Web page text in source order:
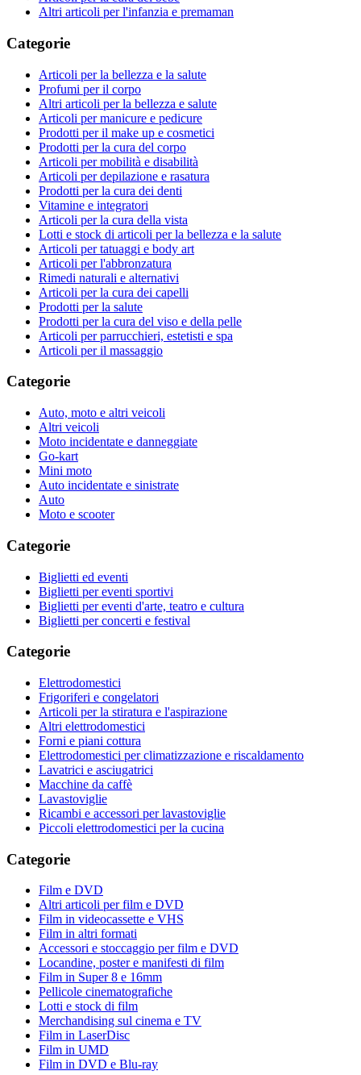
Altri articoli per l'infanzia e premaman
Categorie
Articoli per la bellezza e la salute
Profumi per il corpo
Altri articoli per la bellezza e salute
Articoli per manicure e pedicure
Prodotti per il make up e cosmetici
Prodotti per la cura del corpo
Articoli per mobilità e disabilità
Articoli per depilazione e rasatura
Prodotti per la cura dei denti
Vitamine e integratori
Articoli per la cura della vista
Lotti e stock di articoli per la bellezza e la salute
Articoli per tatuaggi e body art
Articoli per l'abbronzatura
Rimedi naturali e alternativi
Articoli per la cura dei capelli
Prodotti per la salute
Prodotti per la cura del viso e della pelle
Articoli per parrucchieri, estetisti e spa
Articoli per il massaggio
Categorie
Auto, moto e altri veicoli
Altri veicoli
Moto incidentate e danneggiate
Go-kart
Mini moto
Auto incidentate e sinistrate
Auto
Moto e scooter
Categorie
Biglietti ed eventi
Biglietti per eventi sportivi
Biglietti per eventi d'arte, teatro e cultura
Biglietti per concerti e festival
Categorie
Elettrodomestici
Frigoriferi e congelatori
Articoli per la stiratura e l'aspirazione
Altri elettrodomestici
Forni e piani cottura
Elettrodomestici per climatizzazione e riscaldamento
Lavatrici e asciugatrici
Macchine da caffè
Lavastoviglie
Ricambi e accessori per lavastoviglie
Piccoli elettrodomestici per la cucina
Categorie
Film e DVD
Altri articoli per film e DVD
Film in videocassette e VHS
Film in altri formati
Accessori e stoccaggio per film e DVD
Locandine, poster e manifesti di film
Film in Super 8 e 16mm
Pellicole cinematografiche
Lotti e stock di film
Merchandising sul cinema e TV
Film in LaserDisc
Film in UMD
Film in DVD e Blu-ray